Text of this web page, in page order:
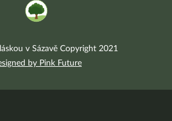
v Sázavě Copyright 2021
by Pink Future